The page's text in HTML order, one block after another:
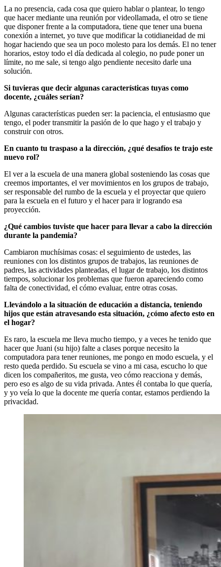
La no presencia, cada cosa que quiero hablar o plantear, lo tengo
que hacer mediante una reunión por videollamada, el otro se tiene
que disponer frente a la computadora, tiene que tener una buena
conexión a internet, yo tuve que modificar la cotidianeidad de mi
hogar haciendo que sea un poco molesto para los demás. El no tener
horarios, estoy todo el día dedicada al colegio, no pude poner un
límite, no me sale, si tengo algo pendiente necesito darle una
solución.
Si tuvieras que decir algunas características tuyas como
docente, ¿cuáles serían?
Algunas características pueden ser: la paciencia, el entusiasmo que
tengo, el poder transmitir la pasión de lo que hago y el trabajo y
construir con otros.
En cuanto tu traspaso a la dirección, ¿qué desafíos te trajo este
nuevo rol?
El ver a la escuela de una manera global sosteniendo las cosas que
creemos importantes, el ver movimientos en los grupos de trabajo,
ser responsable del rumbo de la escuela y el proyectar que quiero
para la escuela en el futuro y el hacer para ir logrando esa
proyección.
¿Qué cambios tuviste que hacer para llevar a cabo la dirección
durante la pandemia?
Cambiaron muchísimas cosas: el seguimiento de ustedes, las
reuniones con los distintos grupos de trabajos, las reuniones de
padres, las actividades planteadas, el lugar de trabajo, los distintos
tiempos, solucionar los problemas que fueron apareciendo como
falta de conectividad, el cómo evaluar, entre otras cosas.
Llevándolo a la situación de educación a distancia, teniendo
hijos que están atravesando esta situación, ¿cómo afecto esto en
el hogar?
Es raro, la escuela me lleva mucho tiempo, y a veces he tenido que
hacer que Juani (su hijo) falte a clases porque necesito la
computadora para tener reuniones, me pongo en modo escuela, y el
resto queda perdido. Su escuela se vino a mi casa, escucho lo que
dicen los compañeritos, me gusta, veo cómo reacciona y demás,
pero eso es algo de su vida privada. Antes él contaba lo que quería,
y yo veía lo que la docente me quería contar, estamos perdiendo la
privacidad.